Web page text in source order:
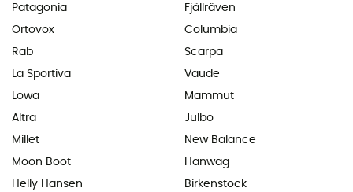
Patagonia
Ortovox
Rab
La Sportiva
Lowa
Altra
Millet
Moon Boot
Helly Hansen
Fjällräven
Columbia
Scarpa
Vaude
Mammut
Julbo
New Balance
Hanwag
Birkenstock